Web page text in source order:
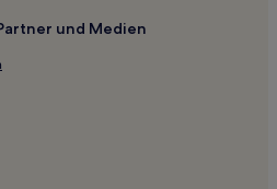
Wildlife Refuge
in Hazlehurst
und Medien